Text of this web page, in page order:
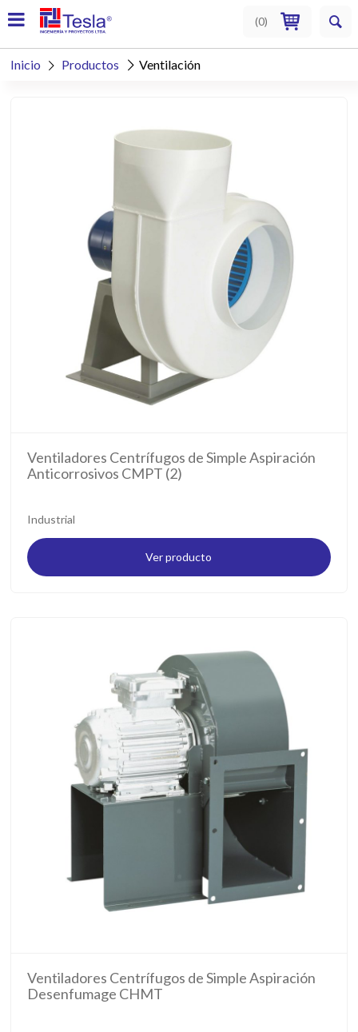
(0)
Inicio  Productos  Ventilación
Ventiladores Centrífugos de Simple Aspiración
Anticorrosivos CMPT (2)
Industrial
Ver producto
Ventiladores Centrífugos de Simple Aspiración
Desenfumage CHMT